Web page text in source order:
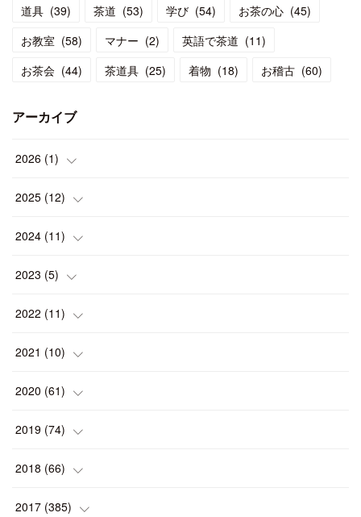
道具 (39) 茶道 (53) 学び (54) お茶の心 (45)
お教室 (58) マナー (2) 英語で茶道 (11)
お茶会 (44) 茶道具 (25) 着物 (18) お稽古 (60)
アーカイブ
2026 (1)
(1)
2025 (12)
( 1)
(1
( 2)
( 1)
( 1)
2024 (11)
(1
( 1)
(1)
(2)
( 1)
2023 (5)
( 1)
(2)
(1)
(1)
2022 (11)
(1)
(2)
(4)
(1)
(1)
2021 (10)
(2)
(2)
(1)
(2)
2020 (61)
(1)
(1)
(2)
2019 (74)
(10
(7)
2018 (66)
(7)
2017 (385)